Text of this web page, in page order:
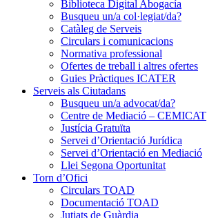
Biblioteca Digital Abogacía
Busqueu un/a col·legiat/da?
Catàleg de Serveis
Circulars i comunicacions
Normativa professional
Ofertes de treball i altres ofertes
Guies Pràctiques ICATER
Serveis als Ciutadans
Busqueu un/a advocat/da?
Centre de Mediació – CEMICAT
Justícia Gratuïta
Servei d’Orientació Jurídica
Servei d’Orientació en Mediació
Llei Segona Oportunitat
Torn d’Ofici
Circulars TOAD
Documentació TOAD
Jutjats de Guàrdia